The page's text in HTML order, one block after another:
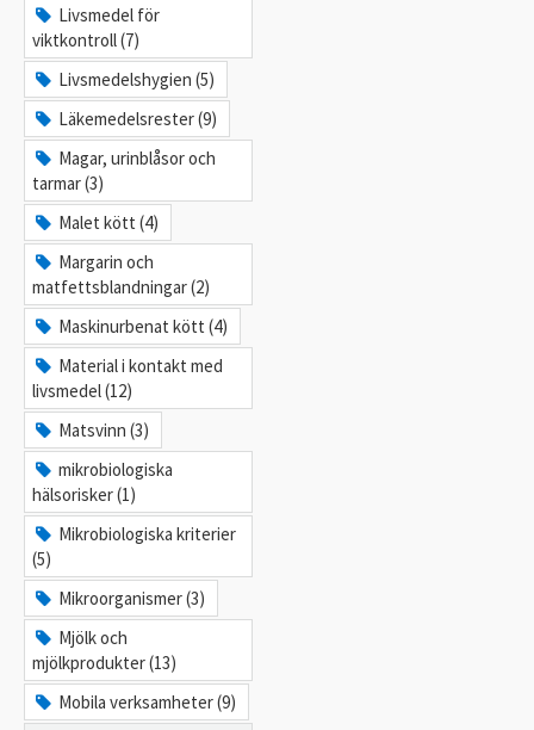
Livsmedel för
viktkontroll (7)
Livsmedelshygien (5)
Läkemedelsrester (9)
Magar, urinblåsor och
tarmar (3)
Malet kött (4)
Margarin och
matfettsblandningar (2)
Maskinurbenat kött (4)
Material i kontakt med
livsmedel (12)
Matsvinn (3)
mikrobiologiska
hälsorisker (1)
Mikrobiologiska kriterier
(5)
Mikroorganismer (3)
Mjölk och
mjölkprodukter (13)
Mobila verksamheter (9)